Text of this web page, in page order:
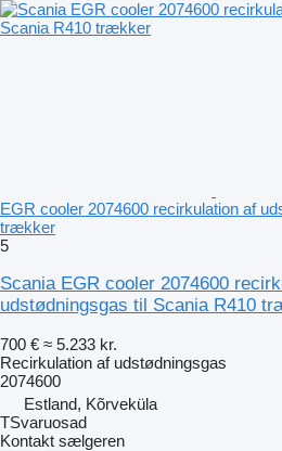
EGR cooler 2074600 recirkulation af
trækker
5
Scania EGR cooler 2074600
udstødningsgas til Scania R410
700 € ≈ 5.233 kr.
Recirkulation af udstødningsgas
2074600
Estland, Kõrveküla
TSvaruosad
Kontakt sælgeren